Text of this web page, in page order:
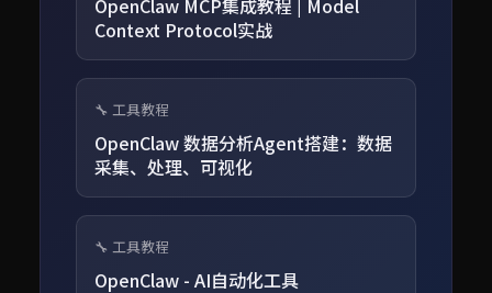
OpenClaw MCP集成教程 | Model
Context Protocol实战
🔧 工具教程
OpenClaw 数据分析Agent搭建：数据
采集、处理、可视化
🔧 工具教程
OpenClaw - AI自动化工具